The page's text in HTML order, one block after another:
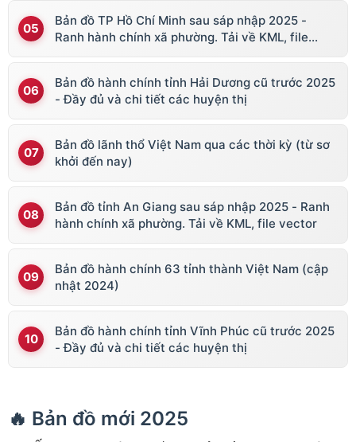
Bản đồ TP Hồ Chí Minh sau sáp nhập 2025 -
Ranh hành chính xã phường. Tải về KML, file
Bản đồ hành chính tỉnh Hải Dương cũ trước 2025
- Đầy đủ và chi tiết các huyện thị
Bản đồ lãnh thổ Việt Nam qua các thời kỳ (từ sơ
khởi đến nay)
Bản đồ tỉnh An Giang sau sáp nhập 2025 - Ranh
hành chính xã phường. Tải về KML, file vector
Bản đồ hành chính 63 tỉnh thành Việt Nam (cập
nhật 2024)
Bản đồ hành chính tỉnh Vĩnh Phúc cũ trước 2025
- Đầy đủ và chi tiết các huyện thị
🔥 Bản đồ mới 2025